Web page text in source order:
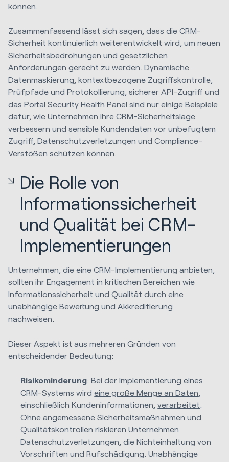
können.
Zusammenfassend lässt sich sagen, dass die CRM-
Sicherheit kontinuierlich weiterentwickelt wird, um neuen
Sicherheitsbedrohungen und gesetzlichen
Anforderungen gerecht zu werden. Dynamische
Datenmaskierung, kontextbezogene Zugriffskontrolle,
Prüfpfade und Protokollierung, sicherer API-Zugriff und
das Portal Security Health Panel sind nur einige Beispiele
dafür, wie Unternehmen ihre CRM-Sicherheitslage
verbessern und sensible Kundendaten vor unbefugtem
Zugriff, Datenschutzverletzungen und Compliance-
Verstößen schützen können.
Die Rolle von
Informationssicherheit
und Qualität bei CRM-
Implementierungen
Unternehmen, die eine CRM-Implementierung anbieten,
sollten ihr Engagement in kritischen Bereichen wie
Informationssicherheit und Qualität durch eine
unabhängige Bewertung und Akkreditierung
nachweisen.
Dieser Aspekt ist aus mehreren Gründen von
entscheidender Bedeutung:
Risikominderung: Bei der Implementierung eines
CRM-Systems wirdeine große Menge an Daten,
einschließlich Kundeninformationen,verarbeitet
Ohne angemessene Sicherheitsmaßnahmen und
Qualitätskontrollen riskieren Unternehmen
Datenschutzverletzungen, die Nichteinhaltung von
Vorschriften und Rufschädigung. Unabhängige